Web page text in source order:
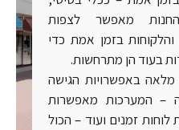
מאפשר לצפות
בזמן אמת כדי
בעוד הן מתרחשות.
באפשרויות הגישה
– המערכות מאפשרות
זמנים ועוד – הכול